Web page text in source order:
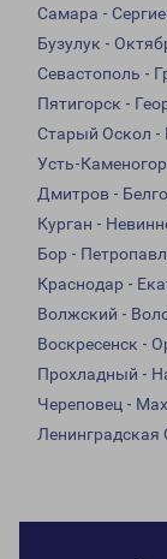
Самара -
Бузулук -
Севастополь -
Пятигорск -
Старый Оскол -
Усть-
Дмитров -
Курган -
Бор -
Краснодар -
Волжский -
Воскресенск -
Прохладный -
Череповец -
Ленинградская